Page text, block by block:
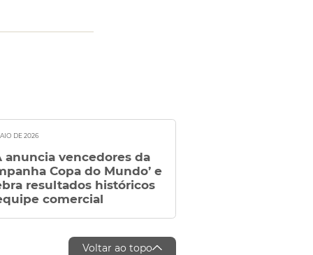
DE 2026
anuncia vencedores da
Copa do Mundo’ e
resultados históricos
comercial
Voltar ao topo